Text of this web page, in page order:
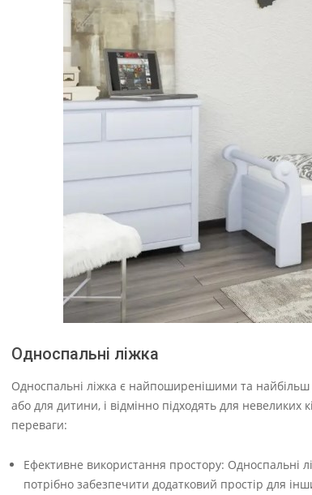
Односпальні ліжка
Односпальні ліжка є найпоширенішими та найбільш
або для дитини, і відмінно підходять для
переваги:
Ефективне використання простору: Односпальні
потрібно забезпечити додатковий простір для